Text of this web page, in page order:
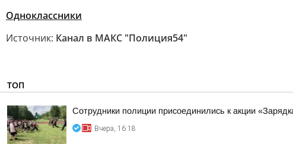
Одноклассники
Источник: Канал в МАКС "Полиция54"
ТОП
Сотрудники полиции присоединились к акции
Вчера, 16:18